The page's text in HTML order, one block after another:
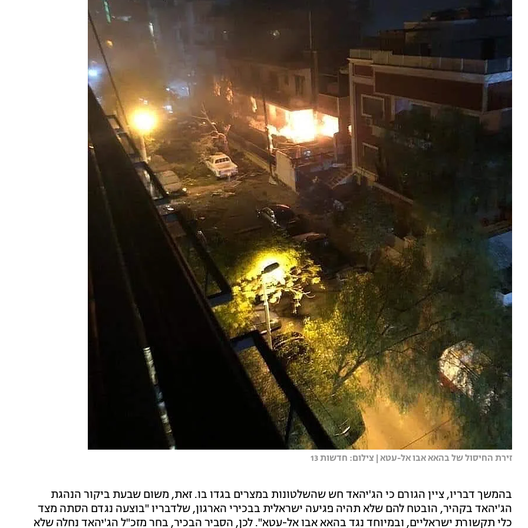
זירת החיסול של בהאא אבו אל-עטא | צילום: חדשות 13
בהמשך דבריו, ציין הגורם כי הג'יהאד חש שהשלטונות במצרים בגדו בו. זאת, משום שבעת ביקור הנהגת
הג'יהאד בקהיר, הובטח להם שלא תהיה פגיעה ישראלית בבכירי הארגון, שלדבריו "בוצעה נגדם הסתה מצד
כלי תקשורת ישראליים, ובמיוחד נגד בהאא אבו אל-עטא". לכן, הסביר הבכיר, בחר מזכ"ל הג'יהאד נחלה שלא